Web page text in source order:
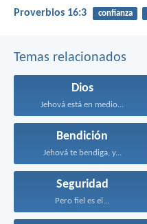
Proverbios 16:3 confianza
Temas relacionados
Dios
Jehová está en medio...
Bendición
Jehová te bendiga, y...
Seguridad
Pero fiel es el...